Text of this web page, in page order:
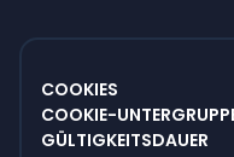
für
Marketingzwecke